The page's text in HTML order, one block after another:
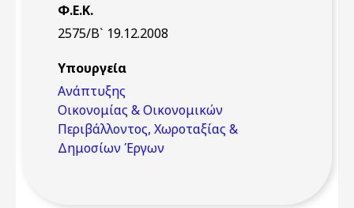
Φ.Ε.Κ.
2575/Β` 19.12.2008
Υπουργεία
Ανάπτυξης
Οικονομίας & Οικονομικών
Περιβάλλοντος, Χωροταξίας &
Δημοσίων Έργων